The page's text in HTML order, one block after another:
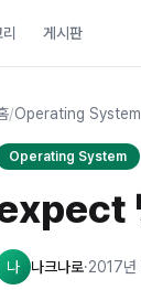
게시판
/Operating System
Operating System
나 나크나로·2017년